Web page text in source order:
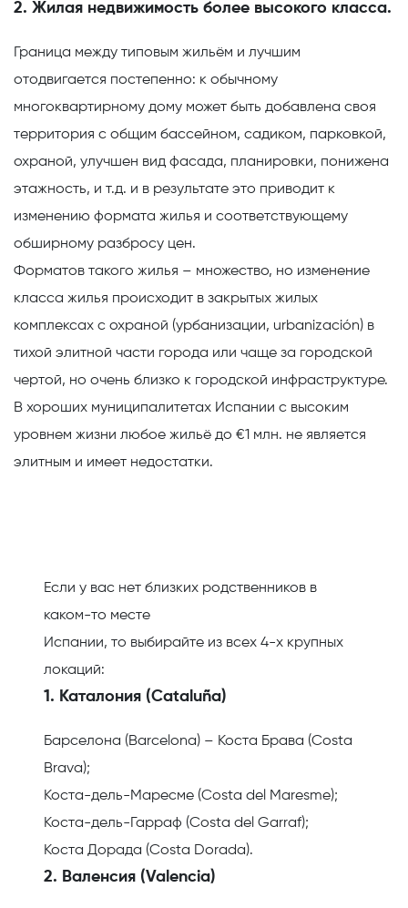
2. Жилая недвижимость более высокого класса.
Граница между типовым жильём и лучшим
отодвигается постепенно: к обычному
многоквартирному дому может быть добавлена своя
территория с общим бассейном, садиком, парковкой,
охраной, улучшен вид фасада, планировки, понижена
этажность, и т.д. и в результате это приводит к
изменению формата жилья и соответствующему
обширному разбросу цен.
Форматов такого жилья – множество, но изменение
класса жилья происходит в закрытых жилых
комплексах с охраной (урбанизации, urbanización) в
тихой элитной части города или чаще за городской
чертой, но очень близко к городской инфраструктуре.
В хороших муниципалитетах Испании с высоким
уровнем жизни любое жильё до €1 млн. не является
элитным и имеет недостатки.
Если у вас нет близких родственников в
каком-то месте
Испании, то выбирайте из всех 4-х крупных
локаций:
1. Каталония (Cataluña)
Барселона (Barcelona) – Коста Брава (Costa
Brava);
Коста-дель-Маресме (Costa del Maresme);
Коста-дель-Гарраф (Costa del Garraf);
Коста Дорада (Costa Dorada).
2. Валенсия (Valencia)